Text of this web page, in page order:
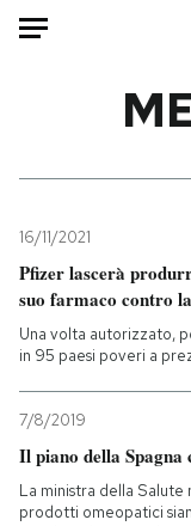
Mondo
Politica
Tecnologia
Internet
16/11/2021
Pfizer lascerà
suo farmaco contro
Una volta autorizzato,
in 95 paesi poveri a
7/8/2019
Il piano della Spagna
La ministra della Salute
prodotti omeopatici